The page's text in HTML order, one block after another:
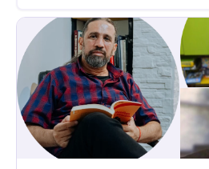
comprendidos y apoyados para
casa. Me especializo en guiar a familias a través de
herramientas prácticas y dinámicas
cada menor, dejando de lado las
Mi forma de trabajar se centra en
que hay detrás del comportamiento,
desarrollar la confianza necesaria
fortaleciendo la comunicación entre ustedes.
niños y adolescentes que están